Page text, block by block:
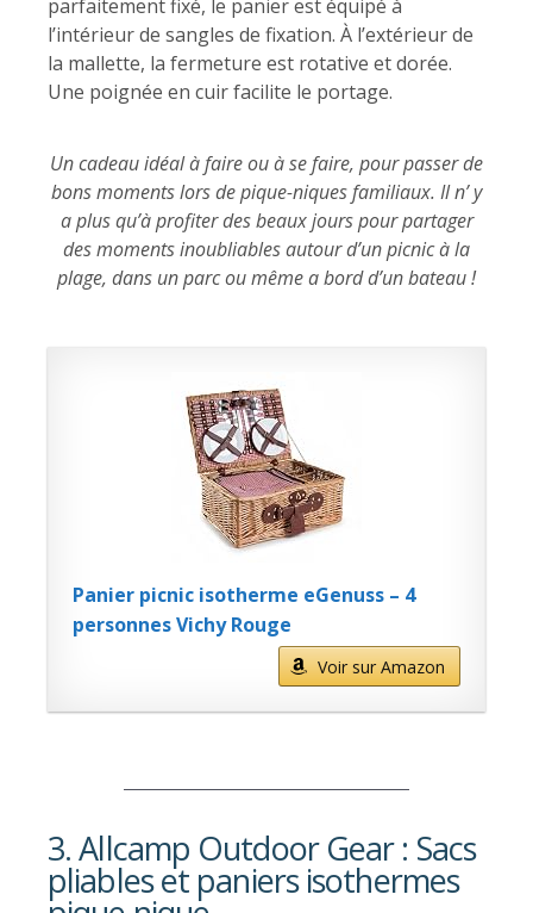
parfaitement fixé, le panier est équipé à
l’intérieur de sangles de fixation. À l’extérieur de
la mallette, la fermeture est rotative et dorée.
Une poignée en cuir facilite le portage.
Un cadeau idéal à faire ou à se faire, pour passer de
bons moments lors de pique-niques familiaux. Il n’ y
a plus qu’à profiter des beaux jours pour partager
des moments inoubliables autour d’un picnic à la
plage, dans un parc ou même a bord d’un bateau !
Panier picnic isotherme eGenuss – 4
personnes Vichy Rouge
Voir sur Amazon
3. Allcamp Outdoor Gear : Sacs
pliables et paniers isothermes